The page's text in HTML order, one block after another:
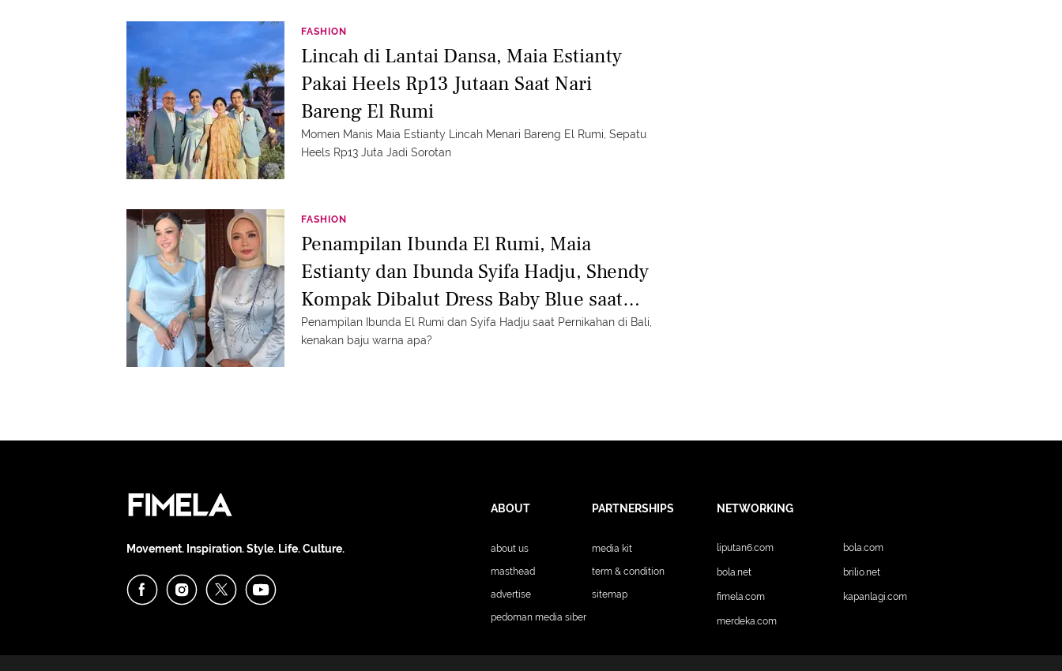
FASHION
Lincah di Lantai Dansa, Maia Estianty
Pakai Heels Rp13 Jutaan Saat Nari
Bareng El Rumi
Momen Manis Maia Estianty Lincah Menari Bareng El Rumi, Sepatu
Heels Rp13 Juta Jadi Sorotan
FASHION
Penampilan Ibunda El Rumi, Maia
Estianty dan Ibunda Syifa Hadju, Shendy
Kompak Dibalut Dress Baby Blue saat
Pernikahan di Bali
Penampilan Ibunda El Rumi dan Syifa Hadju saat Pernikahan di Bali,
kenakan baju warna apa?
Movement. Inspiration. Style. Life. Culture.
ABOUT PARTNERSHIPS
about us media kit
masthead term & condition
advertise sitemap
pedoman media siber
NETWORKING
liputan6.com bola.com
bola.net brilio.net
fimela.com kapanlagi.com
merdeka.com